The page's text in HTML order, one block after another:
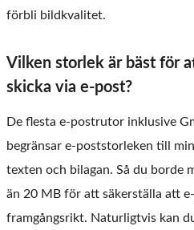
förbli bildkvalitet.
Vilken storlek är bäst för
skicka via e-post?
De flesta e-postrutor inklusive
begränsar e-poststorleken till
texten och bilagan. Så du borde
än 20 MB för att säkerställa att
framgångsrikt. Naturligtvis kan